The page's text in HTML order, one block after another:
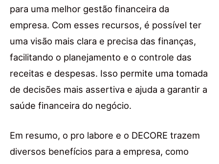
para uma melhor gestão financeira da
empresa. Com esses recursos, é possível ter
uma visão mais clara e precisa das finanças,
facilitando o planejamento e o controle das
receitas e despesas. Isso permite uma tomada
de decisões mais assertiva e ajuda a garantir a
saúde financeira do negócio.
Em resumo, o pro labore e o DECORE trazem
diversos benefícios para a empresa, como